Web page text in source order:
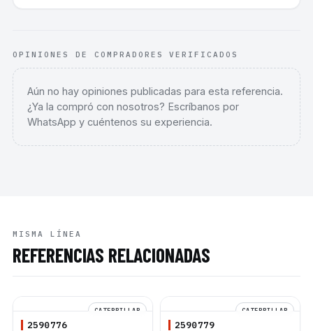
OPINIONES DE COMPRADORES VERIFICADOS
Aún no hay opiniones publicadas para esta referencia.
¿Ya la compró con nosotros? Escríbanos por
WhatsApp y cuéntenos su experiencia.
MISMA LÍNEA
REFERENCIAS RELACIONADAS
CATERPILLAR
2590776
CATERPILLAR
2590779